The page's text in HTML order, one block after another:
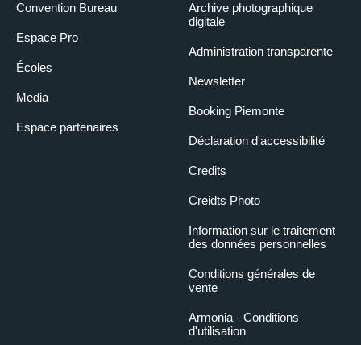
Convention Bureau
Espace Pro
Écoles
Media
Espace partenaires
Archive photographique
digitale
Administration transparente
Newsletter
Booking Piemonte
Déclaration d'accessibilité
Credits
Creidts Photo
Information sur le traitement
des données personnelles
Conditions générales de
vente
Armonia - Conditions
d'utilisation